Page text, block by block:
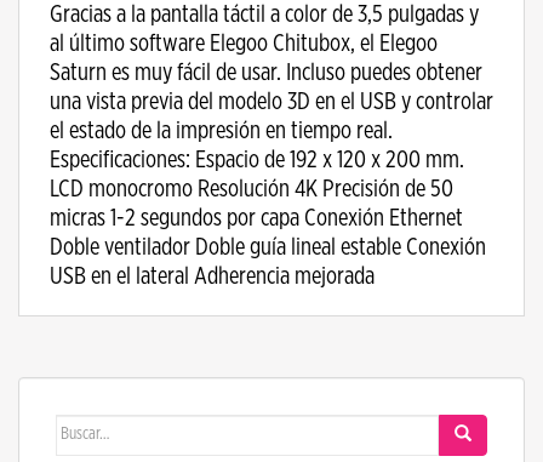
Gracias a la pantalla táctil a color de 3,5 pulgadas y
al último software Elegoo Chitubox, el Elegoo
Saturn es muy fácil de usar. Incluso puedes obtener
una vista previa del modelo 3D en el USB y controlar
el estado de la impresión en tiempo real.
Especificaciones: Espacio de 192 x 120 x 200 mm.
LCD monocromo Resolución 4K Precisión de 50
micras 1-2 segundos por capa Conexión Ethernet
Doble ventilador Doble guía lineal estable Conexión
USB en el lateral Adherencia mejorada
Buscar: